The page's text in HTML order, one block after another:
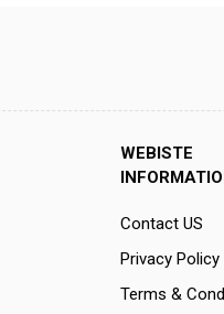
WEBISTE
Contact US
Privacy Policy
Terms &